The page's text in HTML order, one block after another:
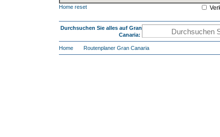
Home reset
Durchsuchen Sie alles auf Gran
Canaria:
Home Routenplaner Gran Canaria